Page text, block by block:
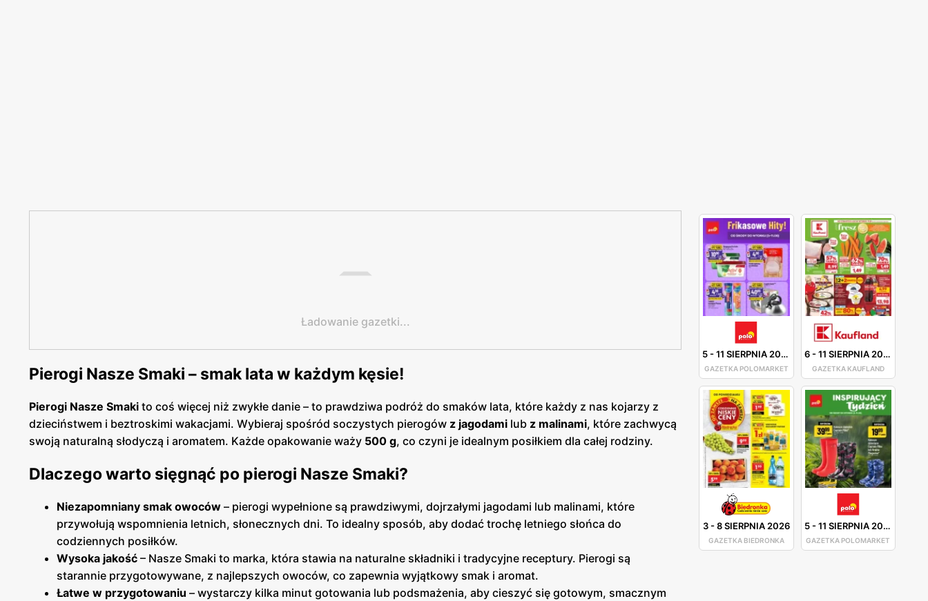
5-11 SIERPNIA 2026
GAZETKA POLOMARKET
6-11 SIERPNIA 2026
GAZETKA KAUFLAND
3-8 SIERPNIA 2026
GAZETKA BIEDRONKA
5-11 SIERPNIA 2026
GAZETKA POLOMARKET
Ładowanie gazetki...
Pierogi Nasze Smaki – smak lata w każdym kęsie!
Pierogi Nasze Smaki to coś więcej niż zwykłe danie – to prawdziwa podróż do smaków lata, które każdy z nas kojarzy z
dzieciństwem i beztroskimi wakacjami. Wybieraj spośród soczystych pierogów z jagodami lub z malinami, które zachwycą
swoją naturalną słodyczą i aromatem. Każde opakowanie waży 500 g, co czyni je idealnym posiłkiem dla całej rodziny.
Dlaczego warto sięgnąć po pierogi Nasze Smaki?
Niezapomniany smak owoców – pierogi wypełnione są prawdziwymi, dojrzałymi jagodami lub malinami, które
przywołują wspomnienia letnich, słonecznych dni. To idealny sposób, aby dodać trochę letniego słońca do
codziennych posiłków.
Wysoka jakość – Nasze Smaki to marka, która stawia na naturalne składniki i tradycyjne receptury. Pierogi są
starannie przygotowywane, z najlepszych owoców, co zapewnia wyjątkowy smak i aromat.
Łatwe w przygotowaniu – wystarczy kilka minut gotowania lub podsmażenia, aby cieszyć się gotowym, smacznym